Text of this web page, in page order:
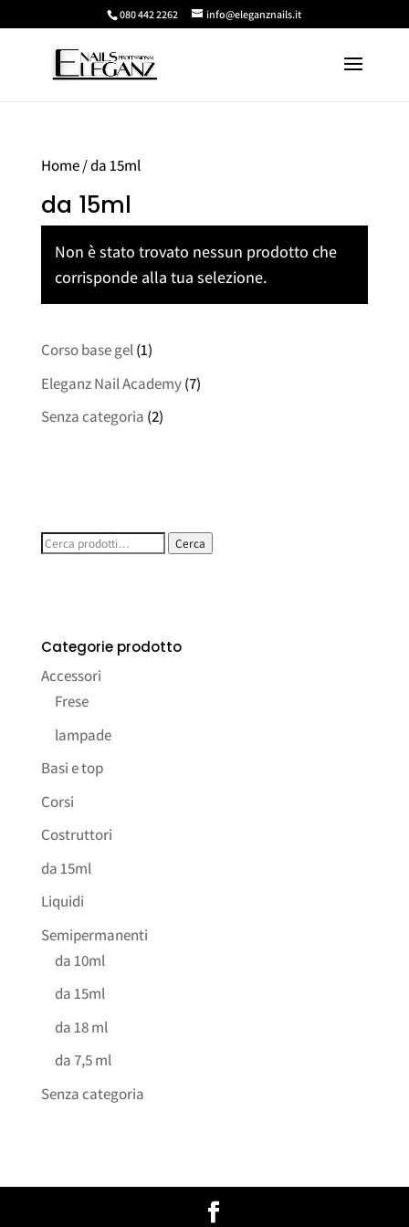
080 442 2262 info@eleganznails.it
Home/ da 15ml
da 15ml
Non è stato trovato nessun prodotto che
corrisponde alla tua selezione.
Corso base gel(1)
Eleganz Nail Academy(7)
Senza categoria (2)
Cerca: Cerca
Categorie prodotto
Accessori
Frese
lampade
Basi e top
Corsi
Costruttori
da 15ml
Liquidi
Semipermanenti
da 10ml
da 15ml
da 18 ml
da 7,5 ml
Senza categoria